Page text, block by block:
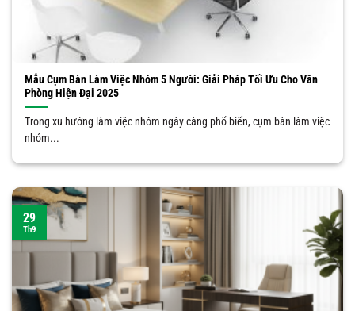
Mẫu Cụm Bàn Làm Việc Nhóm 5 Người: Giải Pháp Tối Ưu Cho Văn
Phòng Hiện Đại 2025
Trong xu hướng làm việc nhóm ngày càng phổ biến, cụm bàn làm việc
nhóm...
29
Th9